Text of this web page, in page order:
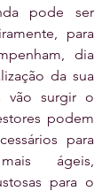
pode ser
para
dia
da sua
vão surgir o
podem
para
ágeis,
para o